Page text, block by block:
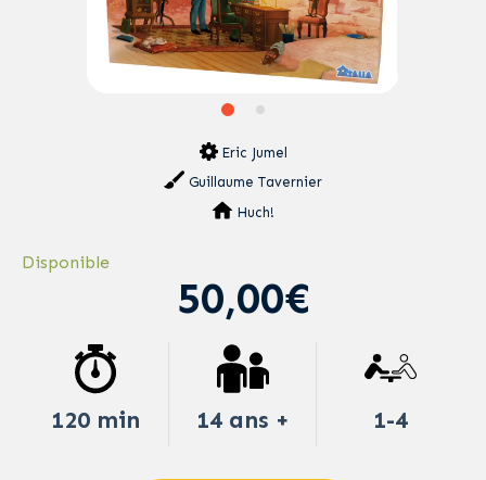
Eric Jumel
Guillaume Tavernier
Huch!
Disponible
50,00€
120 min 14 ans + 1-4